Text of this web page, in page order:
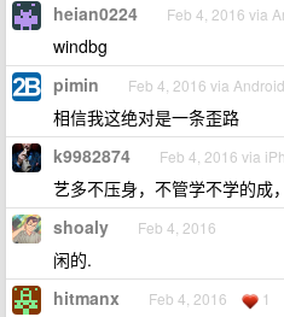
heian0224 Feb 4, 2016 via
windbg
pimin Feb 4, 2016 via Android
相信我这绝对是一条歪路
k9982874 Feb 4, 2016 via
艺多不压身，不管学不学的成
shoaly Feb 4, 2016
闲的.
hitmanx Feb 4, 2016 1